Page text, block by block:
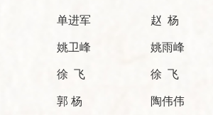
单进军 赵 杨
姚卫峰 姚雨峰
徐 飞 徐 飞
郭 杨 陶伟伟